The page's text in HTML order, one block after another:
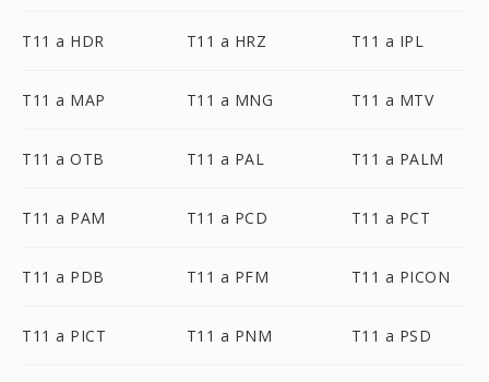
T11 a HDR T11 a HRZ T11 a IPL
T11 a MAP T11 a MNG T11 a MTV
T11 a OTB T11 a PAL T11 a PALM
T11 a PAM T11 a PCD T11 a PCT
T11 a PDB T11 a PFM T11 a PICON
T11 a PICT T11 a PNM T11 a PSD